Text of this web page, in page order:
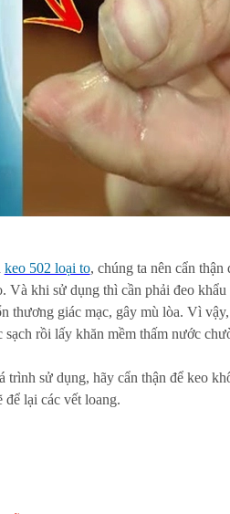
keo 502 loại to, chúng ta nên cẩn
khi sử dụng thì cần phải đeo
thương giác mạc, gây mù lòa. Vì
rồi lấy khăn mềm thấm nước
sử dụng, hãy cẩn thận để keo
để lại các vết loang.